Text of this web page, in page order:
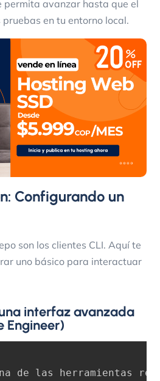
permita avanzar hasta que el
en tu entorno local.
Configurando un
son los clientes CLI. Aquí te
uno básico para interactuar
interfaz avanzada
Engineer)
de las herramientas